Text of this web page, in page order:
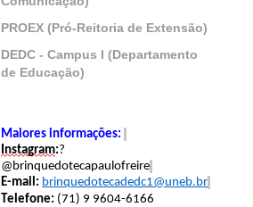
PROEX (Pró-Reitoria de Extensão)
DEDC - Campus I (Departamento
de Educação)
Maiores informações:
Instagram:?
@brinquedotecapaulofreire
E-mail: brinquedotecadedc1@uneb.br
Telefone: (71) 9 9604-6166